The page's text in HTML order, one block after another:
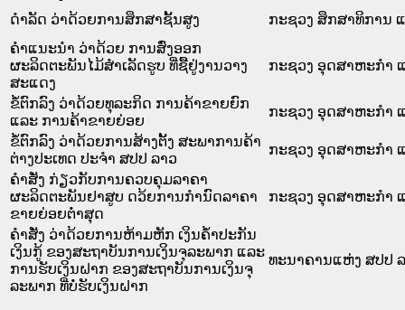
ດຳລັດ ວ່າດ້ວຍການສຶກສາຊັ້ນສູງ
ກະຊວງ ສຶກສາທິການ
ຄຳແນະນຳ ວ່າດ້ວຍ ການສົ່ງອອກ
ຜະລິດຕະພັນໄມ້ສຳເລັດຮູບ ທີ່ຊື້ຢູ່ງານວາງ
ສະແດງ
ກະຊວງ ອຸດສາຫະກຳ
ຂໍ້ຕົກລົງ ວ່າດ້ວຍທຸລະກິດ ການຄ້າຂາຍຍົກ
ແລະ ການຄ້າຂາຍຍ່ອຍ
ກະຊວງ ອຸດສາຫະກຳ
ຂໍ້ຕົກລົງ ວ່າດ້ວຍການສ້າງຕັ້ງ ສະພາການຄ້າ
ຕ່າງປະເທດ ປະຈຳ ສປປ ລາວ
ກະຊວງ ອຸດສາຫະກຳ
ຄຳສັ່ງ ກ່ຽວກັບການຄວບຄຸມລາຄາ
ຜະລິດຕະພັນຢາສູບ ດວ້ຍການກຳນົດລາຄາ
ຂາຍຍ່ອຍຕ່ຳສຸດ
ກະຊວງ ອຸດສາຫະກຳ
ຄຳສັ່ງ ວ່າດ້ວຍການຫ້າມຫັກ ເງິນຄ້ຳປະກັນ
ເງິນກູ້ ຂອງສະຖາບັນການເງິນຈຸລະພາກ ແລະ
ການຮັບເງິນຝາກ ຂອງສະຖາບັນການເງິນຈຸ
ລະພາກ ທີ່ບໍ່ຮັບເງິນຝາກ
ທະນາຄານແຫ່ງ ສປປ